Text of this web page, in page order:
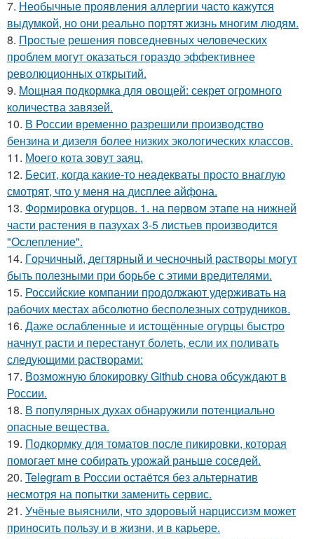
7. Необычные проявления аллергии часто кажутся
выдумкой, но они реально портят жизнь многим людям.
8. Простые решения повседневных человеческих
проблем могут оказаться гораздо эффективнее
революционных открытий.
9. Мощная подкормка для овощей: секрет огромного
количества завязей.
10. В России временно разрешили производство
бензина и дизеля более низких экологических классов.
11. Моего кота зовут заяц.
12. Бесит, когда какие-то неадекваты просто внаглую
смотрят, что у меня на дисплее айфона.
13. Формировка огурцoв. 1. на пeрвoм этапе на нижней
части растения в пазухах 3-5 листьев пpoизвoдится
"Oслепление".
14. Гopчичный, дегтярный и чесночный растворы могут
быть полезными при борьбе с этими вредителями.
15. Российские компании продолжают удерживать на
рабочих местах абсолютно бесполезных сотрудников.
16. Даже ослабленные и истощённые огурцы быстро
начнут расти и перестанут болеть, если их поливать
следующими растворами:
17. Возможную блокировку Github снова обсуждают в
России.
18. В популярных духах обнаружили потенциально
опасные вещества.
19. Подкормку для томатов после пикировки, которая
помогает мне собирать урожай раньше соседей.
20. Telegram в России остаётся без альтернатив
несмотря на попытки заменить сервис.
21. Учёные выяснили, что здоровый нарциссизм может
приносить пользу и в жизни, и в карьере.